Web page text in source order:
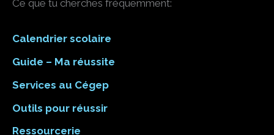
Ce que tu cherches fréquemment:
Calendrier scolaire
Guide – Ma réussite
Services au Cégep
Outils pour réussir
Ressourcerie